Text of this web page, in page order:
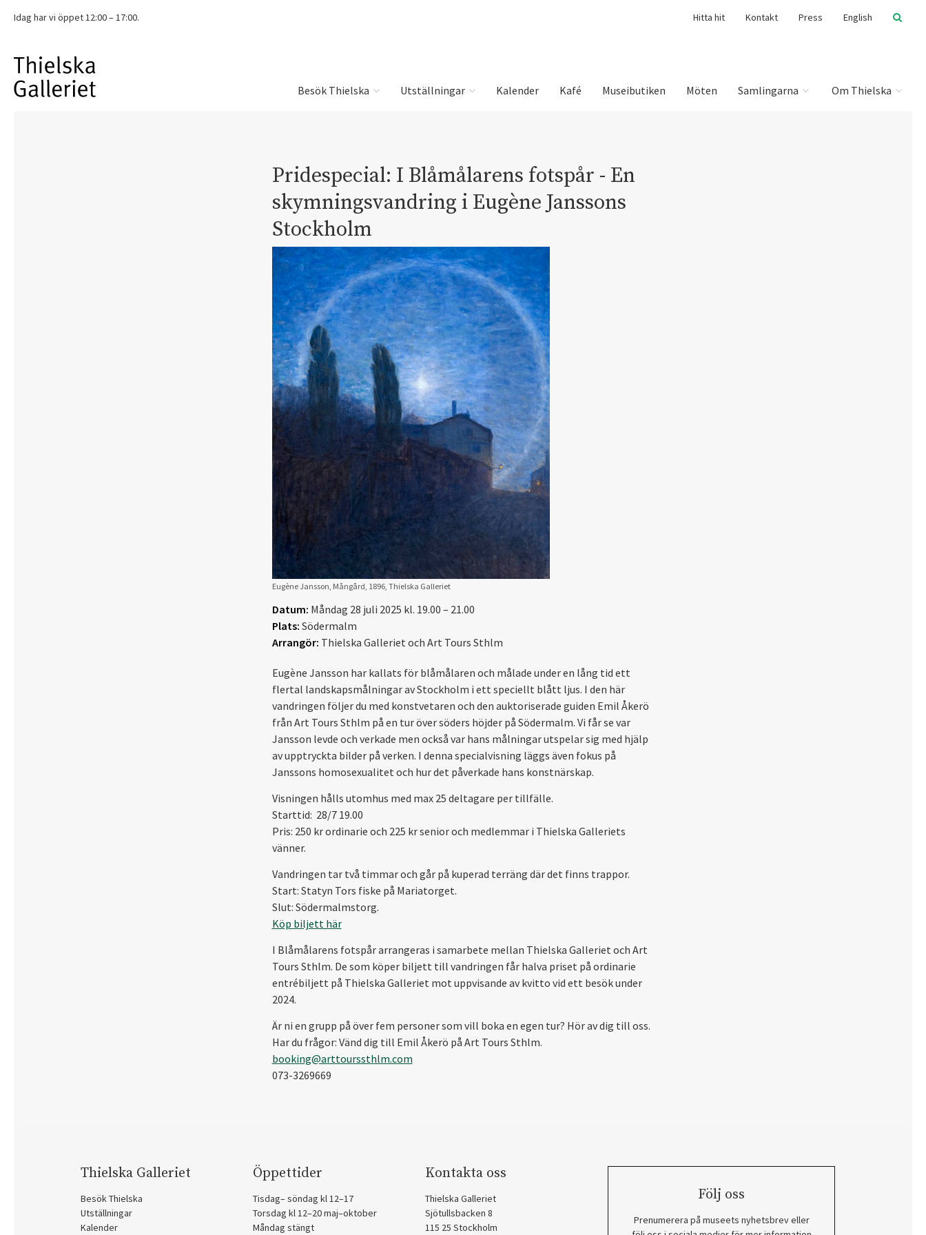
Idag har vi öppet 12:00 – 17:00. Hitta hit Kontakt Press English
Besök Thielska Utställningar Kalender Kafé Museibutiken Möten Samlingarna Om Thielska
Pridespecial: I Blåmålarens fotspår - En
skymningsvandring i Eugène Janssons
Stockholm
Eugène Jansson, Mångård, 1896, Thielska Galleriet
Datum: Måndag 28 juli 2025 kl. 19.00 – 21.00
Plats: Södermalm
Arrangör: Thielska Galleriet och Art Tours Sthlm
Eugène Jansson har kallats för blåmålaren och målade under en lång tid ett
flertal landskapsmålningar av Stockholm i ett speciellt blått ljus. I den här
vandringen följer du med konstvetaren och den auktoriserade guiden Emil Åkerö
från Art Tours Sthlm på en tur över söders höjder på Södermalm. Vi får se var
Jansson levde och verkade men också var hans målningar utspelar sig med hjälp
av upptryckta bilder på verken. I denna specialvisning läggs även fokus på
Janssons homosexualitet och hur det påverkade hans konstnärskap.
Visningen hålls utomhus med max 25 deltagare per tillfälle.
Starttid: 28/7 19.00
Pris: 250 kr ordinarie och 225 kr senior och medlemmar i Thielska Galleriets
vänner.
Vandringen tar två timmar och går på kuperad terräng där det finns trappor.
Start: Statyn Tors fiske på Mariatorget.
Slut: Södermalmstorg.
Köp biljett här
I Blåmålarens fotspår arrangeras i samarbete mellan Thielska Galleriet och Art
Tours Sthlm. De som köper biljett till vandringen får halva priset på ordinarie
entrébiljett på Thielska Galleriet mot uppvisande av kvitto vid ett besök under
2024.
Är ni en grupp på över fem personer som vill boka en egen tur? Hör av dig till oss.
Har du frågor: Vänd dig till Emil Åkerö på Art Tours Sthlm.
booking@arttourssthlm.com
073-3269669
Thielska Galleriet
Besök Thielska
Utställningar
Kalender
Öppettider
Tisdag– söndag kl 12–17
Torsdag kl 12–20 maj–oktober
Måndag stängt
Kontakta oss
Thielska Galleriet
Sjötullsbacken 8
115 25 Stockholm
Följ oss
Prenumerera på museets nyhetsbrev eller